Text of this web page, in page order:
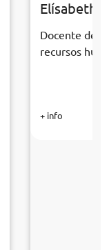
Elísabeth
Docente de
recursos
+ info